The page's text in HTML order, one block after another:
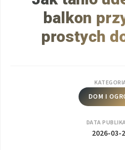
balkon
prostych
DOM I
DATA
2026-03-